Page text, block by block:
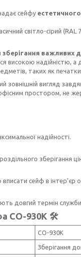
сейфу
світло-сірий
зберігання важливих
високою надійністю, а
таких як
зовнішній вигляд
простором, не
надійності.
зберігання
сейф в інтер'єр
довгий термін
СО-930К 🛠️
СО-930К
Зберігання